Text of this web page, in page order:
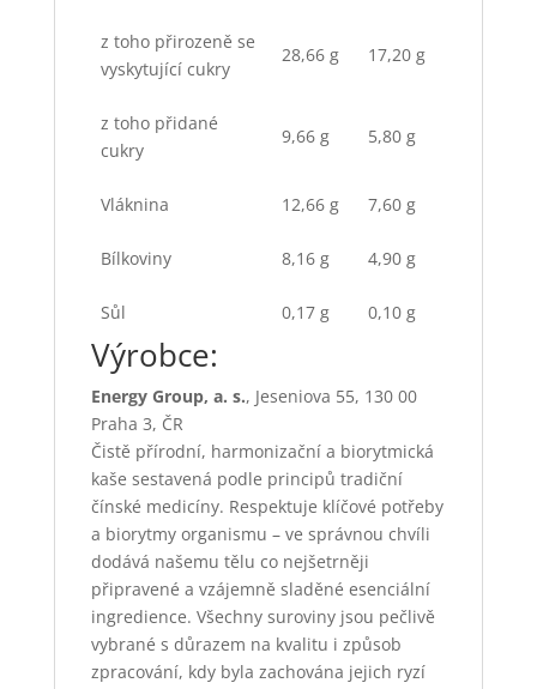
z toho přirozeně se
vyskytující cukry
28,66 g 17,20 g
z toho přidané
cukry
9,66 g 5,80 g
Vláknina 12,66 g 7,60 g
Bílkoviny 8,16 g 4,90 g
Sůl 0,17 g 0,10 g
Výrobce:
Energy Group, a. s., Jeseniova 55, 130 00
Praha 3, ČR
Čistě přírodní, harmonizační a biorytmická
kaše sestavená podle principů tradiční
čínské medicíny. Respektuje klíčové potřeby
a biorytmy organismu – ve správnou chvíli
dodává našemu tělu co nejšetrněji
připravené a vzájemně sladěné esenciální
ingredience. Všechny suroviny jsou pečlivě
vybrané s důrazem na kvalitu i způsob
zpracování, kdy byla zachována jejich ryzí